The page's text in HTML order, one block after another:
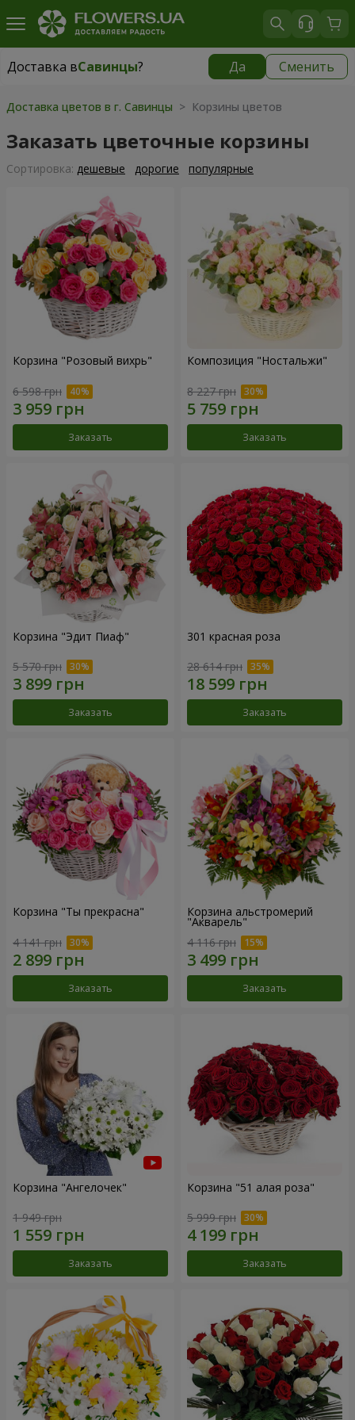
Доставка вСавинцы? Да Сменить
Доставка вСавинцы|
Доставка цветов в г. Савинцы > Корзины цветов
Заказать цветочные корзины
Cортировка: дешевые дорогие популярные
Корзина "Розовый вихрь"
6 598 грн
Заказать
Композиция "Ностальжи"
8 227 грн
Заказать
Корзина "Эдит Пиаф"
5 570 грн
Заказать
301 красная роза
28 614 грн
Заказать
Корзина "Ты прекрасна"
4 141 грн
Заказать
Корзина альстромерий
"Акварель"
4 116 грн
Заказать
Корзина "Ангелочек"
1 949 грн
Заказать
Корзина "51 алая роза"
5 999 грн
Заказать